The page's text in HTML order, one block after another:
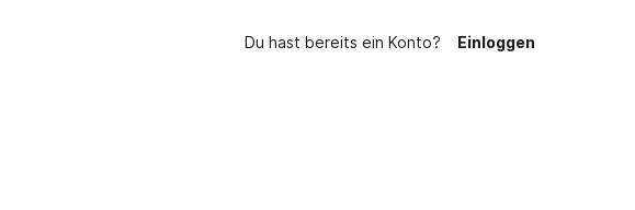
Du hast bereits ein Konto? Einloggen